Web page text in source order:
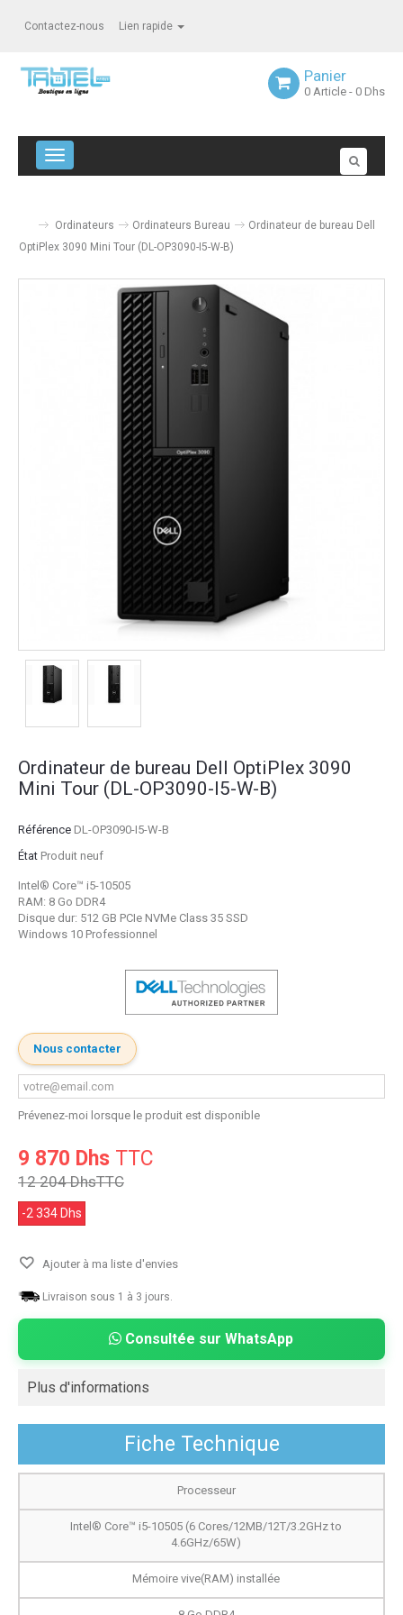
Contactez-nous Lien rapide
Panier
0 Article - 0 Dhs
Navigation bascule
Ordinateurs Ordinateurs Bureau
Ordinateur de bureau Dell
OptiPlex 3090 Mini Tour (DL-OP3090-I5-W-B)
Ordinateur de bureau Dell OptiPlex 3090
Mini Tour (DL-OP3090-I5-W-B)
Référence DL-OP3090-I5-W-B
État Produit neuf
Intel® Core™ i5-10505
RAM: 8 Go DDR4
Disque dur: 512 GB PCIe NVMe Class 35 SSD
Windows 10 Professionnel
Nous contacter
Prévenez-moi lorsque le produit est disponible
9 870 Dhs TTC
12 204 DhsTTC
-2 334 Dhs
Ajouter à ma liste d'envies
Livraison sous 1 à 3 jours.
Consultée sur WhatsApp
Plus d'informations
Fiche Technique
Processeur
Intel® Core™ i5-10505 (6 Cores/12MB/12T/3.2GHz to
4.6GHz/65W)
Mémoire vive(RAM) installée